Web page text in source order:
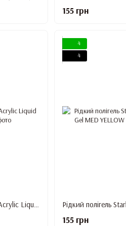
155 грн
Рідкий полігель Starlet Professional Acrylic Liquid Gel PEACH, 15 мл
4
4
155 грн